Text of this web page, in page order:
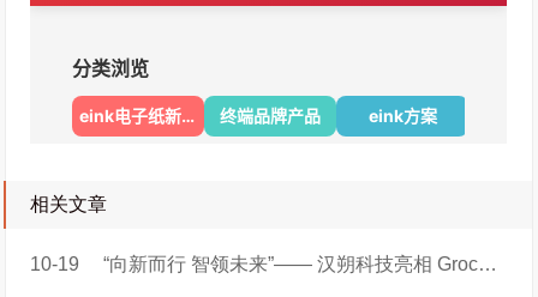
相关文章
10-19 “向新而行 智领未来”—— 汉朔科技亮相 Groceryshop 2024 ，以创新科技解锁丝滑购物新体验